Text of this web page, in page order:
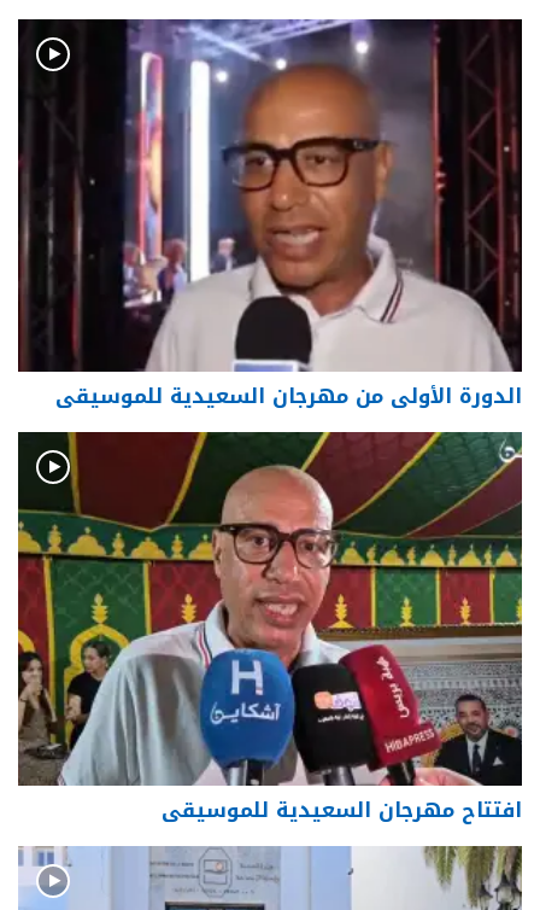
الدورة الأولى من مهرجان السعيدية للموسيقى
افتتاح مهرجان السعيدية للموسيقى